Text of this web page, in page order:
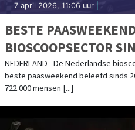
7 april 2026, 11:06 uur
BESTE
BIOSCOOPSECTOR
BEZOEKERS NAAR
FILMTHEATERS
NEDERLAND - De Nederlandse
beste paasweekend beleefd sinds
722.000 mensen [...]